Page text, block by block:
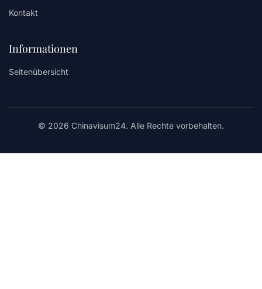
Kontakt
Informationen
Seitenübersicht
© 2026 Chinavisum24. Alle Rechte vorbehalten.